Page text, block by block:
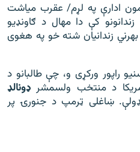
ادارې په لړم/ عقرب میاشت
کې دا مهال د ګاونډیو
هېوادونو د وګړو په ګډون ۱۵۰ بهرني زندانیان شته خو په هغوی
راپور ورکړی و، چې طالبانو د
د منتخب ولسمشر ډونالډ
ښاغلی ټرمپ د جنورۍ پر